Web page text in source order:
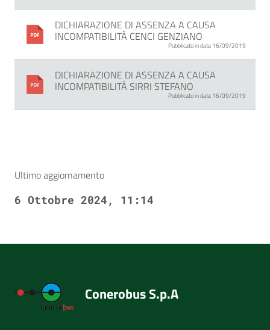
DICHIARAZIONE DI ASSENZA A CAUSA
INCOMPATIBILITÀ CENCI GENZIANO
Pubblicato in data 16/09/2019
DICHIARAZIONE DI ASSENZA A CAUSA
INCOMPATIBILITÀ SIRRI STEFANO
Pubblicato in data 16/09/2019
Ultimo aggiornamento
6 Ottobre 2024, 11:14
Conerobus S.p.A